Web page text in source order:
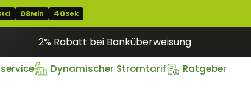
08Min 39Sek
2% Rabatt bei Banküberweisung
Dynamischer Stromtarif Ratgeber